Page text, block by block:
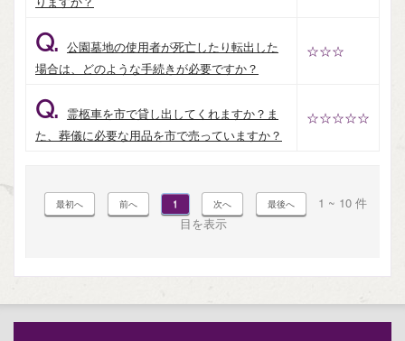
Q. 公園墓地の使用者が死亡したり転出した
場合は、どのような手続きが必要ですか？
☆☆☆
Q. 霊柩車を市で貸し出してくれますか？ま
た、葬儀に必要な用品を市で売っていますか？
☆☆☆☆☆
1
1 ~ 10 件
目を表示